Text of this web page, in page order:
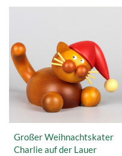
Großer Weihnachtskater
Charlie auf der Lauer